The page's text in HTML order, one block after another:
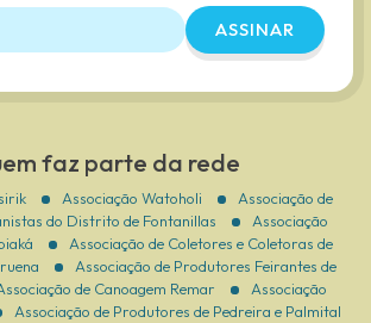
ASSINAR
faz parte da rede
Associação Watoholi
Associação de
do Distrito de Fontanillas
Associação
Associação de Coletores e Coletoras de
Associação de Produtores Feirantes de
de Canoagem Remar
Associação
Associação de Produtores de Pedreira e Palmital